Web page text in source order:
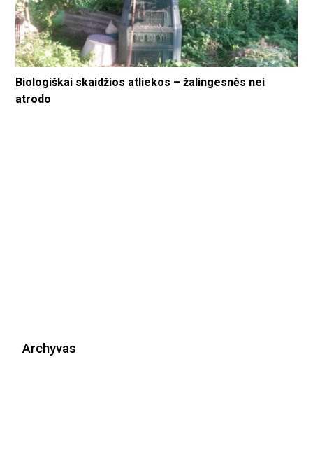
Biologiškai skaidžios atliekos – žalingesnės nei
atrodo
Archyvas